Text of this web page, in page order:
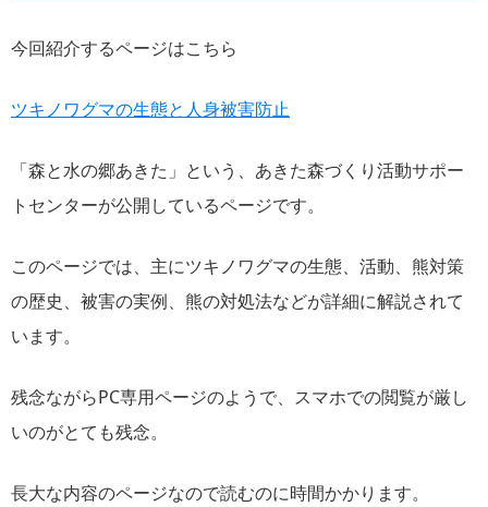
今回紹介するページはこちら
ツキノワグマの生態と人身被害防止
「森と水の郷あきた」という、あきた森づくり活動サポー
トセンターが公開しているページです。
このページでは、主にツキノワグマの生態、活動、熊対策
の歴史、被害の実例、熊の対処法などが詳細に解説されて
います。
残念ながらPC専用ページのようで、スマホでの閲覧が厳し
いのがとても残念。
長大な内容のページなので読むのに時間かかります。